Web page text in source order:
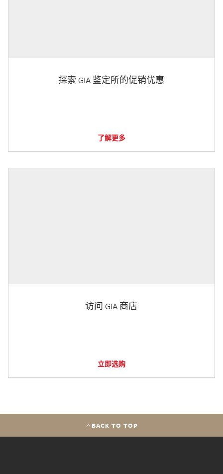
探索 GIA 鉴定所的促销优惠
了解更多
访问 GIA 商店
立即选购
BACK TO TOP